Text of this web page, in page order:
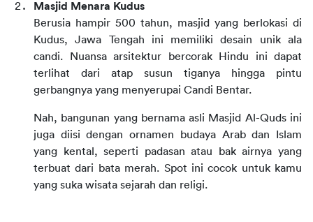
Masjid Menara Kudus
Berusia hampir 500 tahun, masjid yang berlokasi di
Kudus, Jawa Tengah ini memiliki desain unik ala
candi. Nuansa arsitektur bercorak Hindu ini dapat
terlihat dari atap susun tiganya hingga pintu
gerbangnya yang menyerupai Candi Bentar.
Nah, bangunan yang bernama asli Masjid Al-Quds ini
juga diisi dengan ornamen budaya Arab dan Islam
yang kental, seperti padasan atau bak airnya yang
terbuat dari bata merah. Spot ini cocok untuk kamu
yang suka wisata sejarah dan religi.